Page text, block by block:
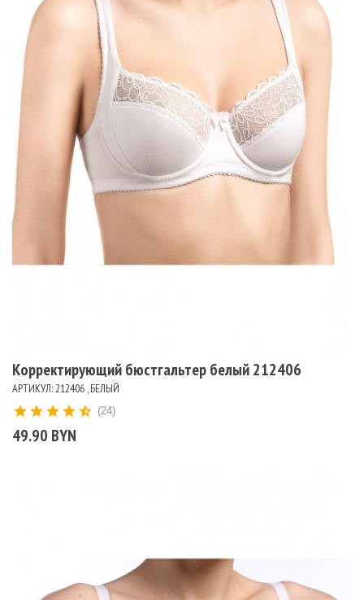
Корректирующий бюстгальтер белый 212406
АРТИКУЛ: 212406 , БЕЛЫЙ
49.90 BYN
(24)